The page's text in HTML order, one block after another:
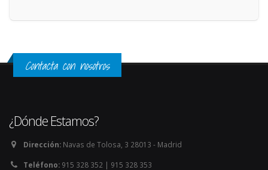
Contacta con nosotros
¿Dónde Estamos?
Dirección: Navas de Tolosa, 3 28013 - Madrid
Teléfono: 915 328 352 | 915 328 353